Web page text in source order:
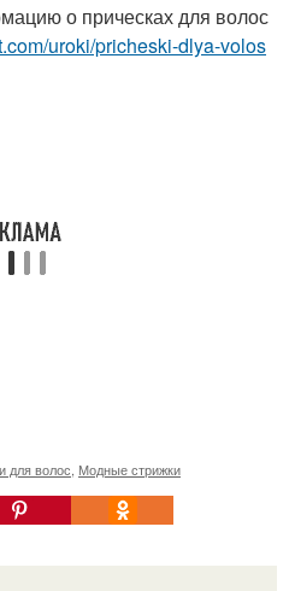
о прическах для волос
uroki/pricheski-dlya-volos
для волос Модные стрижки